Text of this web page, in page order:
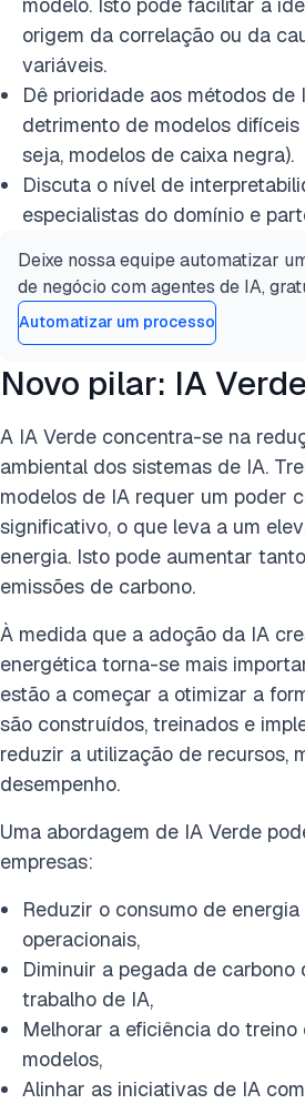
origem da correlação ou da
variáveis.
Dê prioridade aos métodos de
detrimento de modelos
seja, modelos de caixa negra).
Discuta o nível de
especialistas do domínio e
Deixe nossa equipe automatizar
de negócio com agentes de IA,
Automatizar um processo
Novo pilar: IA Verde
A IA Verde concentra-se na
ambiental dos sistemas de IA.
modelos de IA requer um poder
significativo, o que leva a um
energia. Isto pode aumentar
emissões de carbono.
À medida que a adoção da IA
energética torna-se mais
estão a começar a otimizar a
são construídos, treinados e
reduzir a utilização de recursos,
desempenho.
Uma abordagem de IA Verde
empresas:
Reduzir o consumo de
operacionais,
Diminuir a pegada de carbono
trabalho de IA,
Melhorar a eficiência do
modelos,
Alinhar as iniciativas de IA